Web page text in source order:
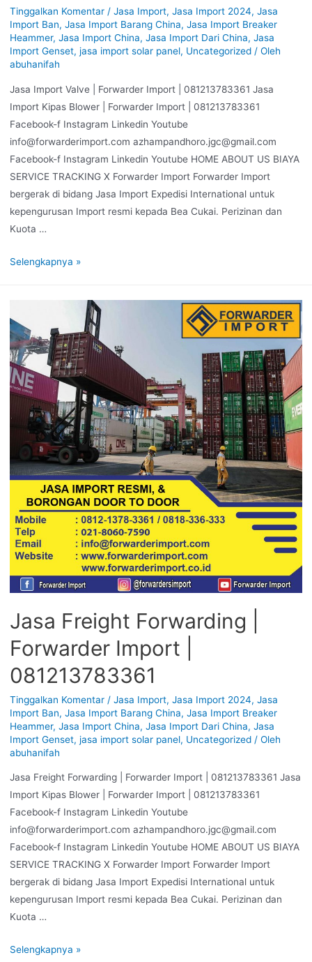
Tinggalkan Komentar / Jasa Import, Jasa Import 2024, Jasa
Import Ban, Jasa Import Barang China, Jasa Import Breaker
Heammer, Jasa Import China, Jasa Import Dari China, Jasa
Import Genset, jasa import solar panel, Uncategorized/ Oleh
abuhanifah
Jasa Import Valve | Forwarder Import | 081213783361 Jasa
Import Kipas Blower | Forwarder Import | 081213783361
Facebook-f Instagram Linkedin Youtube
info@forwarderimport.com azhampandhoro.jgc@gmail.com
Facebook-f Instagram Linkedin Youtube HOME ABOUT US BIAYA
SERVICE TRACKING X Forwarder Import Forwarder Import
bergerak di bidang Jasa Import Expedisi International untuk
kepengurusan Import resmi kepada Bea Cukai. Perizinan dan
Kuota …
Selengkapnya »
Jasa Freight Forwarding |
Forwarder Import |
081213783361
Tinggalkan Komentar / Jasa Import, Jasa Import 2024, Jasa
Import Ban, Jasa Import Barang China, Jasa Import Breaker
Heammer, Jasa Import China, Jasa Import Dari China, Jasa
Import Genset, jasa import solar panel, Uncategorized/ Oleh
abuhanifah
Jasa Freight Forwarding | Forwarder Import | 081213783361 Jasa
Import Kipas Blower | Forwarder Import | 081213783361
Facebook-f Instagram Linkedin Youtube
info@forwarderimport.com azhampandhoro.jgc@gmail.com
Facebook-f Instagram Linkedin Youtube HOME ABOUT US BIAYA
SERVICE TRACKING X Forwarder Import Forwarder Import
bergerak di bidang Jasa Import Expedisi International untuk
kepengurusan Import resmi kepada Bea Cukai. Perizinan dan
Kuota …
Selengkapnya »